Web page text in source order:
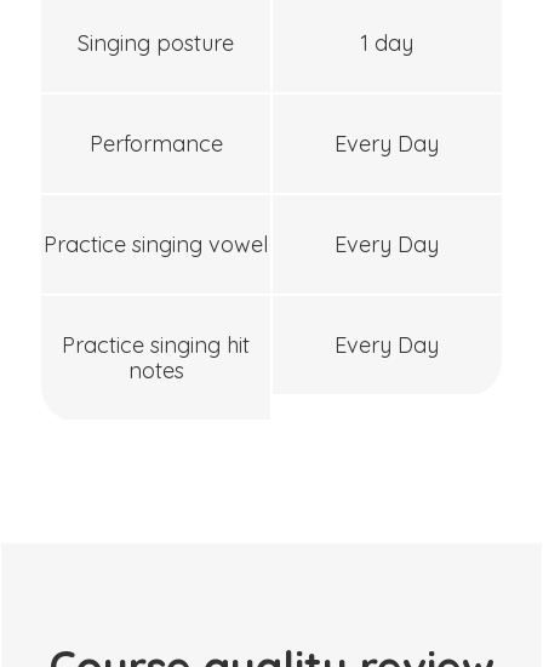
Singing posture
Performance
Practice singing vowel
Practice singing hit
notes
1 day
Every Day
Every Day
Every Day